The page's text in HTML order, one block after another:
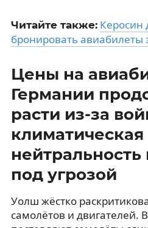
Читайте также: Керосин
бронировать авиабилеты
Цены на
Германии
расти из-за
климатическая
нейтральность
под угрозой
Уолш жёстко
самолётов и двигателей.